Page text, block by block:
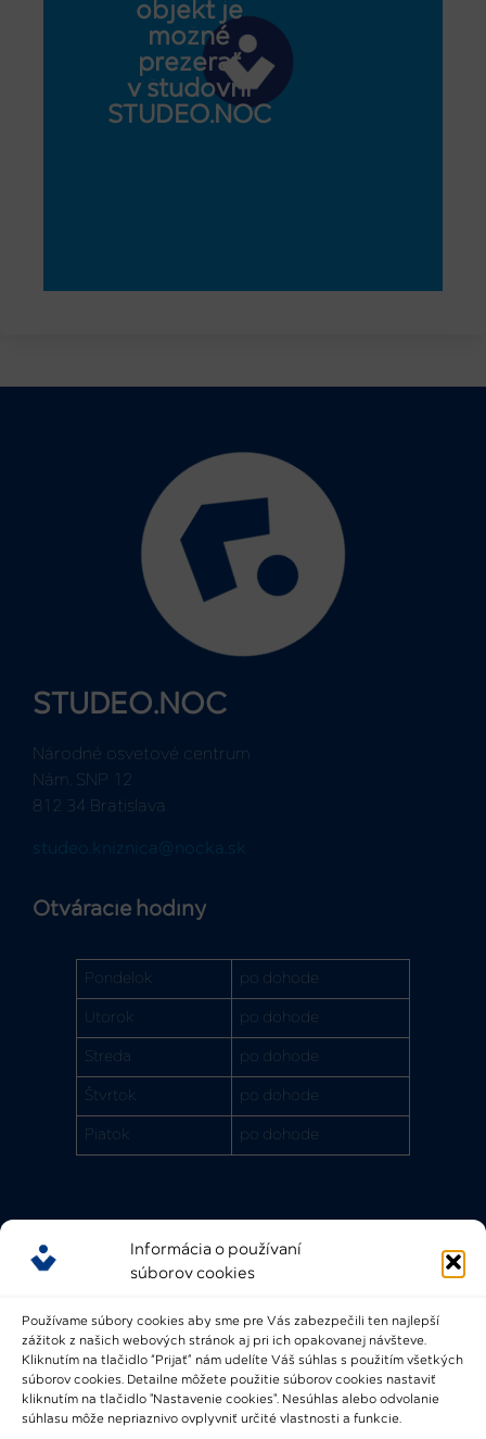
Informácia o používaní
súborov cookies
Používame súbory cookies aby sme pre Vás zabezpečili ten najlepší
zážitok z našich webových stránok aj pri ich opakovanej návšteve.
Kliknutím na tlačidlo “Prijať” nám udelíte Váš súhlas s použitím všetkých
súborov cookies. Detailne môžete použitie súborov cookies nastaviť
kliknutím na tlačidlo "Nastavenie cookies". Nesúhlas alebo odvolanie
súhlasu môže nepriaznivo ovplyvniť určité vlastnosti a funkcie.
objekt je
možné
prezerať
v študovni
STUDEO.NOC
STUDEO.NOC
Národné osvetové centrum
Nám. SNP 12
812 34 Bratislava
studeo.kniznica@nocka.sk
Otváracie hodiny
Pondelok po dohode
Utorok po dohode
Streda po dohode
Štvrtok po dohode
Piatok po dohode
Rýchle odkazy
Bádateľský poriadok
Knižničný a výpožičný poriadok
Všeobecné podmienky